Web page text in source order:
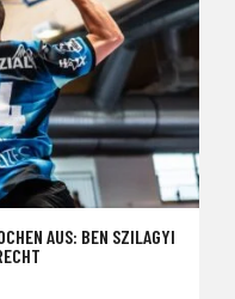
AUS: BEN SZILAGYI